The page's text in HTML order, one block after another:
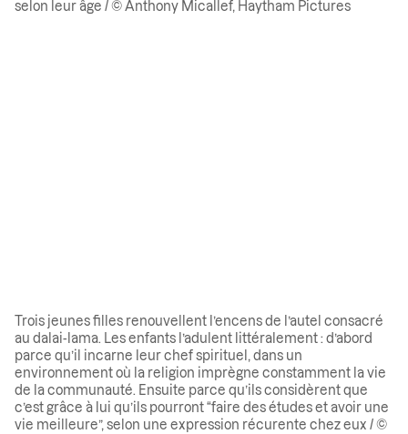
selon leur âge / © Anthony Micallef, Haytham Pictures
Trois jeunes filles renouvellent l’encens de l’autel consacré
au dalai-lama. Les enfants l’adulent littéralement : d’abord
parce qu’il incarne leur chef spirituel, dans un
environnement où la religion imprègne constamment la vie
de la communauté. Ensuite parce qu’ils considèrent que
c’est grâce à lui qu’ils pourront “faire des études et avoir une
vie meilleure”, selon une expression récurente chez eux / ©